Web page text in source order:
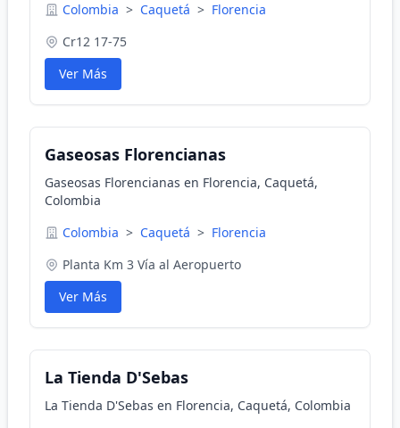
Colombia > Caquetá > Florencia
Cr12 17-75
Ver Más
Gaseosas Florencianas
Gaseosas Florencianas en Florencia, Caquetá,
Colombia
Colombia > Caquetá > Florencia
Planta Km 3 Vía al Aeropuerto
Ver Más
La Tienda D'Sebas
La Tienda D'Sebas en Florencia, Caquetá, Colombia